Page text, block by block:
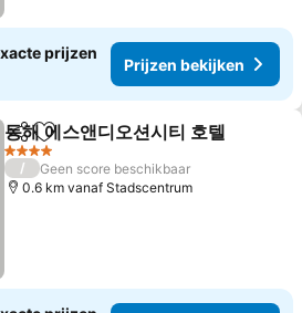
prijzen
Prijzen bekijken
DelenToevoegen aan favorieten
동해 에스앤디오션시티 호텔
4 Sterren
/
Geen score beschikbaar
0.6 km vanaf Stadscentrum